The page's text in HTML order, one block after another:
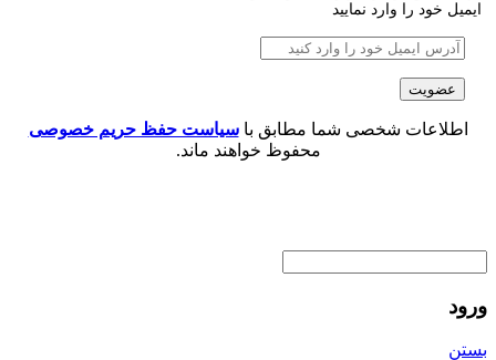
ایمیل خود را وارد نمایید
اطلاعات شخصی شما مطابق باسیاست حفظ حریم خصوصی
محفوظ خواهند ماند.
ورود
بستن